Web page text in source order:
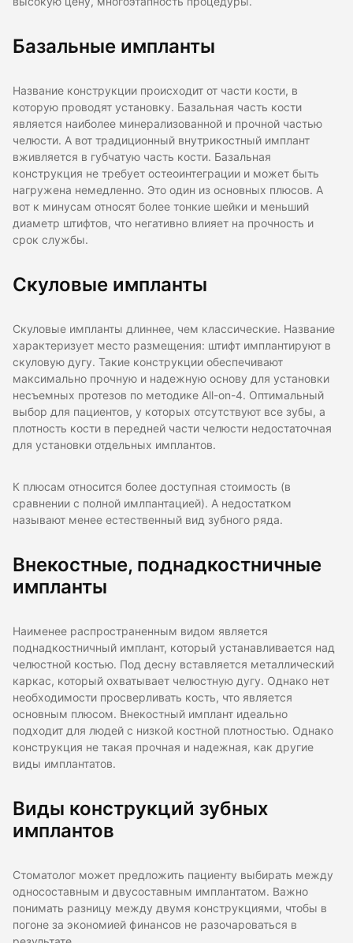
Базальные импланты
Название конструкции происходит от части кости, в
которую проводят установку. Базальная часть кости
является наиболее минерализованной и прочной частью
челюсти. А вот традиционный внутрикостный имплант
вживляется в губчатую часть кости. Базальная
конструкция не требует остеоинтеграции и может быть
нагружена немедленно. Это один из основных плюсов. А
вот к минусам относят более тонкие шейки и меньший
диаметр штифтов, что негативно влияет на прочность и
срок службы.
Скуловые импланты
Скуловые импланты длиннее, чем классические. Название
характеризует место размещения: штифт имплантируют в
скуловую дугу. Такие конструкции обеспечивают
максимально прочную и надежную основу для установки
несъемных протезов по методике All-on-4. Оптимальный
выбор для пациентов, у которых отсутствуют все зубы, а
плотность кости в передней части челюсти недостаточная
для установки отдельных имплантов.
К плюсам относится более доступная стоимость (в
сравнении с полной имлпантацией). А недостатком
называют менее естественный вид зубного ряда.
Внекостные, поднадкостничные
импланты
Наименее распространенным видом является
поднадкостничный имплант, который устанавливается над
челюстной костью. Под десну вставляется металлический
каркас, который охватывает челюстную дугу. Однако нет
необходимости просверливать кость, что является
основным плюсом. Внекостный имплант идеально
подходит для людей с низкой костной плотностью. Однако
конструкция не такая прочная и надежная, как другие
виды имплантатов.
Виды конструкций зубных
имплантов
Стоматолог может предложить пациенту выбирать между
односоставным и двусоставным имплантатом. Важно
понимать разницу между двумя конструкциями, чтобы в
погоне за экономией финансов не разочароваться в